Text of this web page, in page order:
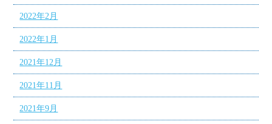
2022年2月
2022年1月
2021年12月
2021年11月
2021年9月